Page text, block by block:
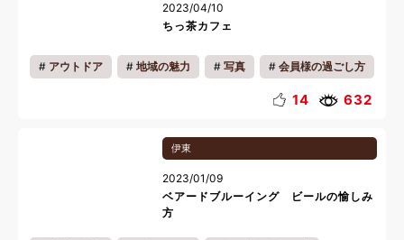
2023/04/10
ちっ茶カフェ
アウトドア 地域の魅力 写真 会員様の過ごし方
ギフト
14 632
伊東
2023/01/09
ベアードブルーイング ビールの愉しみ
方